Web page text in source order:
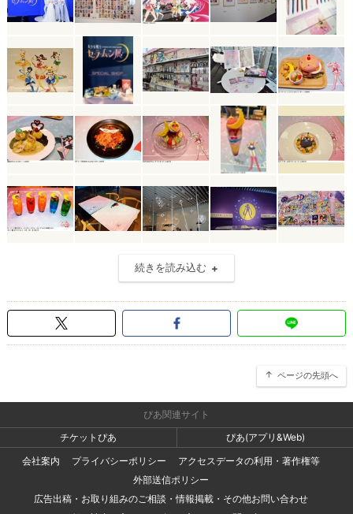
続きを読み込む
ページの先頭へ
ぴあ関連サイト
チケットぴあ
ぴあ(アプリ&Web)
会社案内
プライバシーポリシー
アクセスデータの利用・著作権等
外部送信ポリシー
広告出稿・お取り組みのご相談・情報掲載・その他お問い合わせ